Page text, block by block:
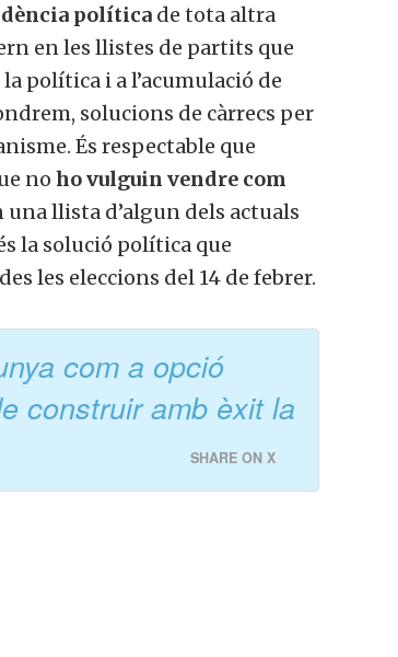
política de tota altra
en les llistes de partits que
política i a l’acumulació de
solucions de càrrecs per
És respectable que
no ho vulguin vendre com
una llista d’algun dels actuals
la solució política que
les eleccions del 14 de febrer.
com a opció
construir amb èxit la
SHARE ON X